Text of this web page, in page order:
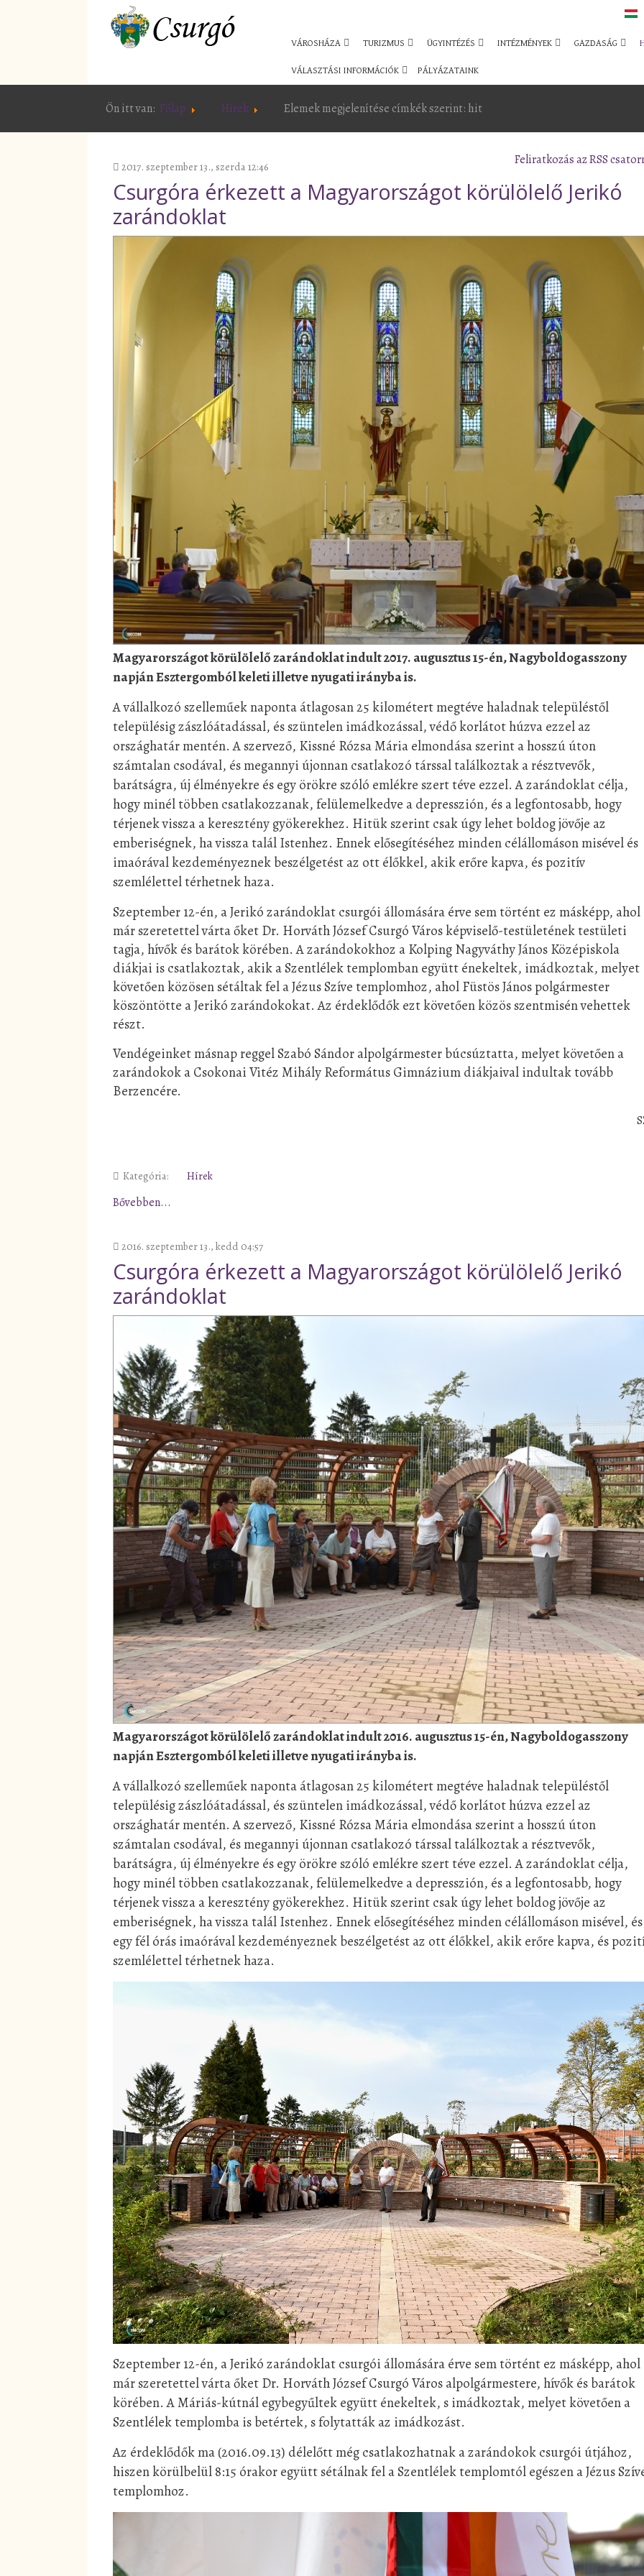
VÁROSHÁZA TURIZMUS ÜGYINTÉZÉS INTÉZMÉNYEK GAZDASÁG
VÁLASZTÁSI INFORMÁCIÓK PÁLYÁZATAINK
Ön itt van: Főlap Hírek Elemek megjelenítése címkék szerint: hit
Feliratkozás az RSS
2017. szeptember 13., szerda 12:46
Csurgóra érkezett a Magyarországot körülölelő Jerikó
zarándoklat
Magyarországot körülölelő zarándoklat indult 2017. augusztus 15-én, Nagyboldogasszony
napján Esztergomból keleti illetve nyugati irányba is.
A vállalkozó szelleműek naponta átlagosan 25 kilométert megtéve haladnak településtől
településig zászlóátadással, és szüntelen imádkozással, védő korlátot húzva ezzel az
országhatár mentén. A szervező, Kissné Rózsa Mária elmondása szerint a hosszú úton
számtalan csodával, és megannyi újonnan csatlakozó társsal találkoztak a résztvevők,
barátságra, új élményekre és egy örökre szóló emlékre szert téve ezzel. A zarándoklat célja,
hogy minél többen csatlakozzanak, felülemelkedve a depresszión, és a legfontosabb, hogy
térjenek vissza a keresztény gyökerekhez. Hitük szerint csak úgy lehet boldog jövője az
emberiségnek, ha vissza talál Istenhez. Ennek elősegítéséhez minden célállomáson misével és
imaórával kezdeményeznek beszélgetést az ott élőkkel, akik erőre kapva, és pozitív
szemlélettel térhetnek haza.
Szeptember 12-én, a Jerikó zarándoklat csurgói állomására érve sem történt ez másképp, ahol
már szeretettel várta őket Dr. Horváth József Csurgó Város képviselő-testületének testületi
tagja, hívők és barátok körében. A zarándokokhoz a Kolping Nagyváthy János Középiskola
diákjai is csatlakoztak, akik a Szentlélek templomban együtt énekeltek, imádkoztak, melyet
követően közösen sétáltak fel a Jézus Szíve templomhoz, ahol Füstös János polgármester
köszöntötte a Jerikó zarándokokat. Az érdeklődők ezt követően közös szentmisén vehettek
részt.
Vendégeinket másnap reggel Szabó Sándor alpolgármester búcsúztatta, melyet követően a
zarándokok a Csokonai Vitéz Mihály Református Gimnázium diákjaival indultak tovább
Berzencére.
Kategória: Hírek
Bővebben...
2016. szeptember 13., kedd 04:57
Csurgóra érkezett a Magyarországot körülölelő Jerikó
zarándoklat
Magyarországot körülölelő zarándoklat indult 2016. augusztus 15-én, Nagyboldogasszony
napján Esztergomból keleti illetve nyugati irányba is.
A vállalkozó szelleműek naponta átlagosan 25 kilométert megtéve haladnak településtől
településig zászlóátadással, és szüntelen imádkozással, védő korlátot húzva ezzel az
országhatár mentén. A szervező, Kissné Rózsa Mária elmondása szerint a hosszú úton
számtalan csodával, és megannyi újonnan csatlakozó társsal találkoztak a résztvevők,
barátságra, új élményekre és egy örökre szóló emlékre szert téve ezzel. A zarándoklat célja,
hogy minél többen csatlakozzanak, felülemelkedve a depresszión, és a legfontosabb, hogy
térjenek vissza a keresztény gyökerekhez. Hitük szerint csak úgy lehet boldog jövője az
emberiségnek, ha vissza talál Istenhez. Ennek elősegítéséhez minden célállomáson misével, és
egy fél órás imaórával kezdeményeznek beszélgetést az ott élőkkel, akik erőre kapva, és
szemlélettel térhetnek haza.
Szeptember 12-én, a Jerikó zarándoklat csurgói állomására érve sem történt ez másképp, ahol
már szeretettel várta őket Dr. Horváth József Csurgó Város alpolgármestere, hívők és barátok
körében. A Máriás-kútnál egybegyűltek együtt énekeltek, s imádkoztak, melyet követően a
Szentlélek templomba is betértek, s folytatták az imádkozást.
Az érdeklődők ma (2016.09.13) délelőtt még csatlakozhatnak a zarándokok csurgói útjához,
hiszen körülbelül 8:15 órakor együtt sétálnak fel a Szentlélek templomtól egészen a Jézus
templomhoz.